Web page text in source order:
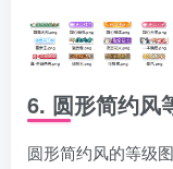
6. 圆形简约风
圆形简约风的等级